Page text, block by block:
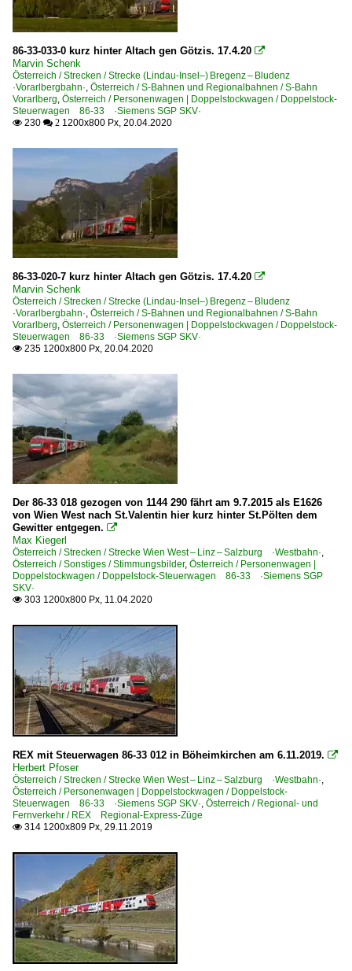
86-33-033-0 kurz hinter Altach gen Götzis. 17.4.20 
Marvin Schenk
Österreich / Strecken / Strecke (Lindau-Insel–) Bregenz – Bludenz
·Vorarlbergbahn·, Österreich / S-Bahnen und Regionalbahnen / S-Bahn
Vorarlberg, Österreich / Personenwagen | Doppelstockwagen / Doppelstock-
Steuerwagen 86-33 ·Siemens SGP SKV·
 230  2 1200x800 Px, 20.04.2020
86-33-020-7 kurz hinter Altach gen Götzis. 17.4.20 
Marvin Schenk
Österreich / Strecken / Strecke (Lindau-Insel–) Bregenz – Bludenz
·Vorarlbergbahn·, Österreich / S-Bahnen und Regionalbahnen / S-Bahn
Vorarlberg, Österreich / Personenwagen | Doppelstockwagen / Doppelstock-
Steuerwagen 86-33 ·Siemens SGP SKV·
 235 1200x800 Px, 20.04.2020
Der 86-33 018 gezogen von 1144 290 fährt am 9.7.2015 als E1626
von Wien West nach St.Valentin hier kurz hinter St.Pölten dem
Gewitter entgegen. 
Max Kiegerl
Österreich / Strecken / Strecke Wien West – Linz – Salzburg ·Westbahn·,
Österreich / Sonstiges / Stimmungsbilder, Österreich / Personenwagen |
Doppelstockwagen / Doppelstock-Steuerwagen 86-33 ·Siemens SGP
SKV·
 303 1200x800 Px, 11.04.2020
REX mit Steuerwagen 86-33 012 in Böheimkirchen am 6.11.2019. 
Herbert Pfoser
Österreich / Strecken / Strecke Wien West – Linz – Salzburg ·Westbahn·,
Österreich / Personenwagen | Doppelstockwagen / Doppelstock-
Steuerwagen 86-33 ·Siemens SGP SKV·, Österreich / Regional- und
Fernverkehr / REX Regional-Express-Züge
 314 1200x809 Px, 29.11.2019